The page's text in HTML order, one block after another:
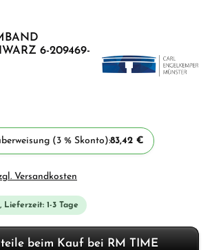
6-209469-
(3 % Skonto):83,42 €
Versandkosten
1-3 Tage
beim Kauf bei RM TIME